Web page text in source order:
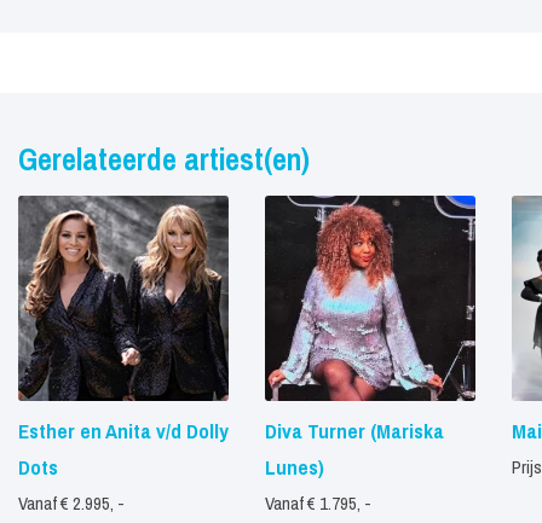
Gerelateerde artiest(en)
Esther en Anita v/d Dolly
Dots
Vanaf € 2.995, -
Diva Turner (Mariska
Lunes)
Vanaf € 1.795, -